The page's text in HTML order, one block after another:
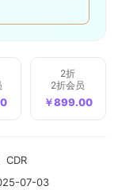
忘记密码
2折
2折会员
￥899.00
CDR
07-03